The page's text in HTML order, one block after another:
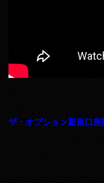
ザ・オプション新規口